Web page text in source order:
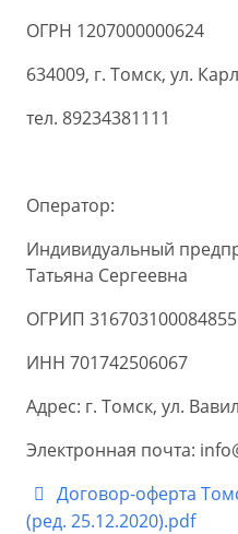
ОГРН 1207000000624
634009, г. Томск, ул.
тел. 89234381111
Оператор:
Индивидуальный
Татьяна Сергеевна
ОГРИП 316703100084855
ИНН 701742506067
Адрес: г. Томск, ул.
Электронная почта:
Договор-оферта
(ред. 25.12.2020).pdf